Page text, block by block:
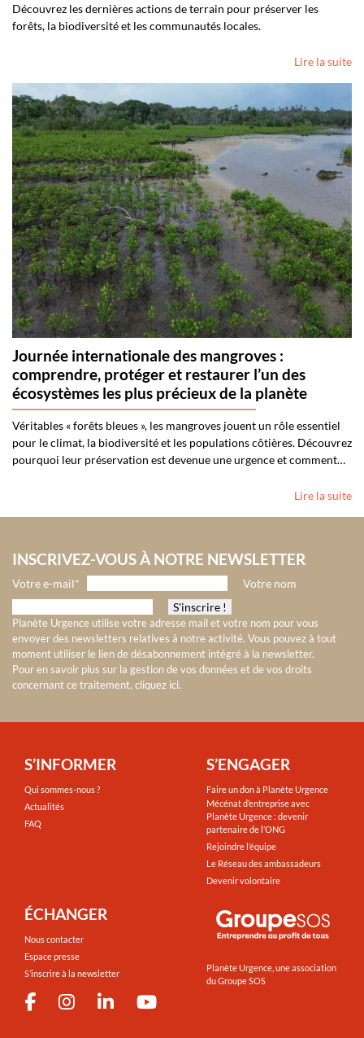
Découvrez les dernières actions de terrain pour préserver les
forêts, la biodiversité et les communautés locales.
Lire la suite
Journée internationale des mangroves :
comprendre, protéger et restaurer l’un des
écosystèmes les plus précieux de la planète
Véritables « forêts bleues », les mangroves jouent un rôle essentiel
pour le climat, la biodiversité et les populations côtières. Découvrez
pourquoi leur préservation est devenue une urgence et comment…
Lire la suite
INSCRIVEZ-VOUS À NOTRE NEWSLETTER
Votre e-mail* Votre nom
Planète Urgence utilise votre adresse mail et votre nom pour vous
envoyer des newsletters relatives à notre activité. Vous pouvez à tout
moment utiliser le lien de désabonnement intégré à la newsletter.
Pour en savoir plus sur la gestion de vos données et de vos droits
concernant ce traitement, cliquez ici.
S’INFORMER
Qui sommes-nous ?
Actualités
FAQ
S’ENGAGER
Faire un don à Planète Urgence
Mécénat d’entreprise avec
Planète Urgence : devenir
partenaire de l’ONG
Rejoindre l’équipe
Le Réseau des ambassadeurs
Devenir volontaire
ÉCHANGER
Nous contacter
Espace presse
S’inscrire à la newsletter
Planète Urgence, une association
du Groupe SOS